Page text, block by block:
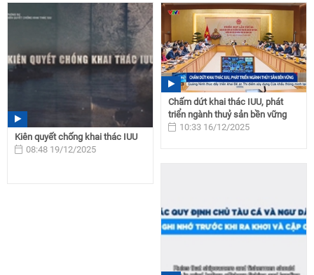
Kiên quyết chống khai thác IUU
08:48 19/12/2025
Chấm dứt khai thác IUU, phát
triển ngành thuỷ sản bền vững
10:33 16/12/2025